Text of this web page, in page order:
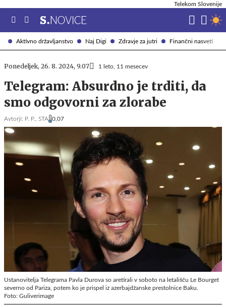
Aktivno državljanstvo Naj Digi Zdravje za jutri Finančni nasveti
Telekom Slovenije
Ponedeljek, 26. 8. 2024, 9.07 1 leto, 11 mesecev
Telegram: Absurdno je trditi, da
smo odgovorni za zlorabe
Avtorji: P. P., STA 0,07
Ustanovitelja Telegrama Pavla Durova so aretirali v soboto na letališču Le Bourget
severno od Pariza, potem ko je prispel iz azerbajdžanske prestolnice Baku.
Foto: Guliverimage